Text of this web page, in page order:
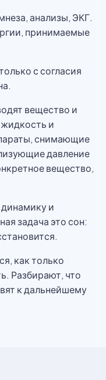
анализы, ЭКГ.
принимаемые
с согласия
вещество и
и
снимающие
давление
вещество,
и
задача это сон:
как только
Разбирают, что
к дальнейшему